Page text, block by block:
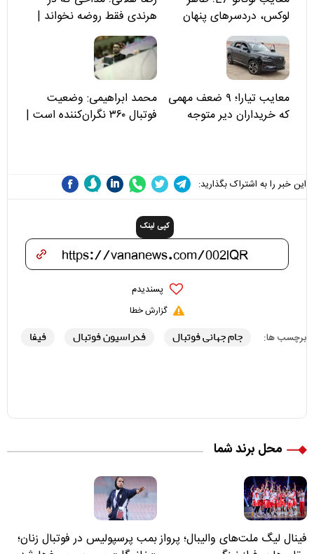
لوکس، دردسرهای پنهان
هرندی فقط روضه نخواند |
مسئولان «تکیه‌گاه آقا مرتضی
علی(ع)» را جدی‌تر ببینند
معایب تیارا؛ ۹ ضعف مهمی
که خریداران دیر متوجه
محمد ابراهیمی: وضعیت
فوتبال ۳۶۰ نگران‌کننده است |
این خبر را به اشتراک بگذارید:
کپی لینک
پسندیدم
گزارش خطا
برچسب ها: جام جهانی فوتبال فدراسیون فوتبال فیفا
محل برند شما
فینال لیگ ملت‌های والیبال؛ پروازبمب پرسپولیس در فوتبال زنان؛